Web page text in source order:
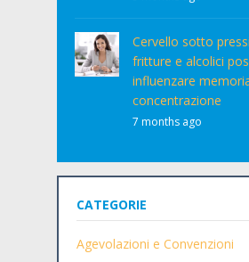
Cervello sotto
fritture e alcolici
influenzare
concentrazione
7 months ago
CATEGORIE
Agevolazioni e Convenzioni